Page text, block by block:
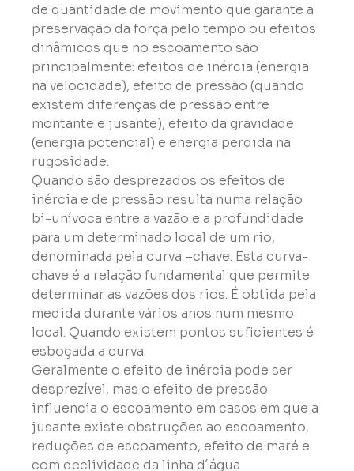
de quantidade de movimento que garante a
preservação da força pelo tempo ou efeitos
dinâmicos que no escoamento são
principalmente: efeitos de inércia (energia
na velocidade), efeito de pressão (quando
existem diferenças de pressão entre
montante e jusante), efeito da gravidade
(energia potencial) e energia perdida na
rugosidade.
Quando são desprezados os efeitos de
inércia e de pressão resulta numa relação
bi-unívoca entre a vazão e a profundidade
para um determinado local de um rio,
denominada pela curva –chave. Esta curva-
chave é a relação fundamental que permite
determinar as vazões dos rios. É obtida pela
medida durante vários anos num mesmo
local. Quando existem pontos suficientes é
esboçada a curva.
Geralmente o efeito de inércia pode ser
desprezível, mas o efeito de pressão
influencia o escoamento em casos em que a
jusante existe obstruções ao escoamento,
reduções de escoamento, efeito de maré e
com declividade da linha d´água